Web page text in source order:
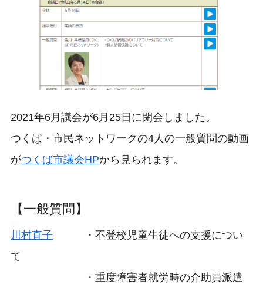
2021年6月議会が6月25日に閉会しました。
つくば・市民ネットワークの4人の一般質問の動画
がつくば市議会HPから見られます。
【一般質問】
川村直子 ・不登校児童生徒への支援につい
て
・重度障害者就労時の介助員派遣